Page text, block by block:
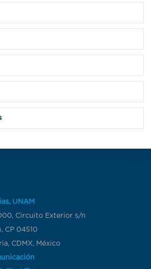
UNAM
Circuito Exterior s/n
CP 04510
CDMX, México